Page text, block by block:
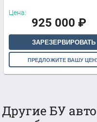
Цена:
925 000 ₽
ЗАРЕЗЕРВИРОВАТЬ
ПРЕДЛОЖИТЕ ВАШУ
Другие БУ